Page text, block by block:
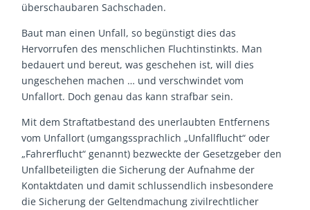
überschaubaren Sachschaden.
Baut man einen Unfall, so begünstigt dies das
Hervorrufen des menschlichen Fluchtinstinkts. Man
bedauert und bereut, was geschehen ist, will dies
ungeschehen machen … und verschwindet vom
Unfallort. Doch genau das kann strafbar sein.
Mit dem Straftatbestand des unerlaubten Entfernens
vom Unfallort (umgangssprachlich „Unfallflucht“ oder
„Fahrerflucht“ genannt) bezweckte der Gesetzgeber den
Unfallbeteiligten die Sicherung der Aufnahme der
Kontaktdaten und damit schlussendlich insbesondere
die Sicherung der Geltendmachung zivilrechtlicher